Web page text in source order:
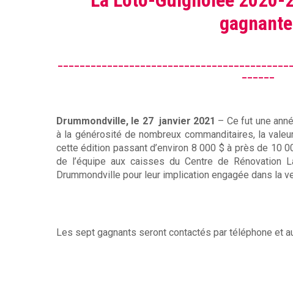
n
a
i
r
e
r
Drummondville, le 27 janvier 2021 – Ce fut une
à la générosité de nombreux commanditaires, la
cette édition passant d’environ 8 000 $ à près de 10
de l’équipe aux caisses du Centre de Rénovation
Drummondville pour leur implication engagée dans la
Les sept gagnants seront contactés par téléphone et